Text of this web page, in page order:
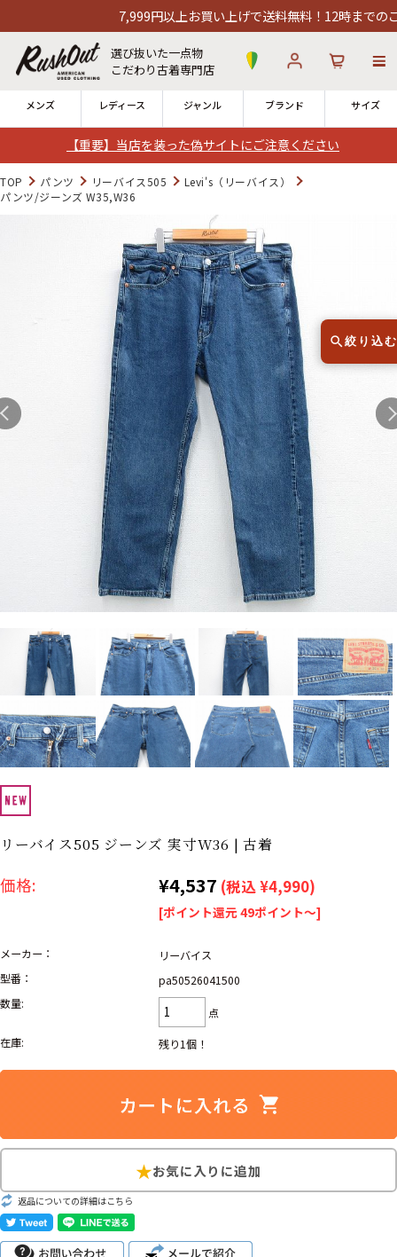
【重要】当店を装った偽サイトにご注意ください
7,999円以上お買い上げで送料無料！12時までのご注文
選び抜いた一点物
こだわり古着専門店
メンズ レディース ジャンル ブランド サイズ
ログイン
全国7店舗・公式通販の比較
12時までのご注文で当日出荷！
※対応不可：日祝、長期休暇、セール
Search by Hotword今週のHOTワード（7/29〜8/4）
Tシャツ USA製 2 映画 ミリタリー 4 スターウォーズ
ラルフローレン 6 大きいサイズ 7 アニメ ディズニー
Search by Brandブランドから探す
ス
チャンピオン
パタゴニア
カーハート ディッキーズ
アディダス ナイキ
ア行 カ行 サ行
マ行 ラ行
Search by Item アイテムから探す
スウェット
半袖シャツ
レディース
雑貨/小物
Search by Particular
TOP パンツ リーバイス505
Levi's（リーバイス）
パンツ/ジーンズ W35,W36
リーバイス505 ジーンズ 実寸W36 | 古着
価格: ¥4,537 (税込 ¥4,990)
[ポイント還元 49ポイント～]
メーカー：
リーバイス
型番：
pa50526041500
数量:
点
在庫:
残り1個！
返品についての詳細はこちら
絞り込む